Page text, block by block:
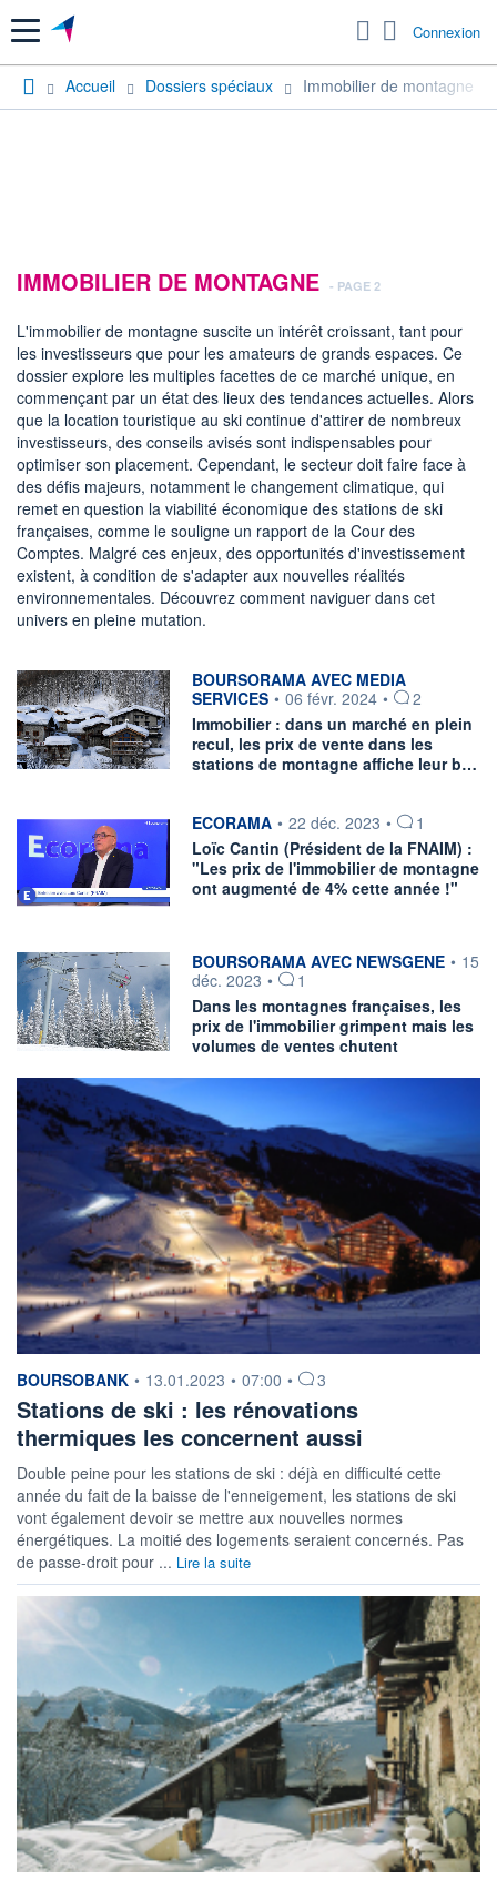
Menu Connexion
Accueil Dossiers spéciaux Immobilier de montagne
IMMOBILIER DE MONTAGNE - PAGE 2
L'immobilier de montagne suscite un intérêt croissant, tant pour
les investisseurs que pour les amateurs de grands espaces. Ce
dossier explore les multiples facettes de ce marché unique, en
commençant par un état des lieux des tendances actuelles. Alors
que la location touristique au ski continue d'attirer de nombreux
investisseurs, des conseils avisés sont indispensables pour
optimiser son placement. Cependant, le secteur doit faire face à
des défis majeurs, notamment le changement climatique, qui
remet en question la viabilité économique des stations de ski
françaises, comme le souligne un rapport de la Cour des
Comptes. Malgré ces enjeux, des opportunités d'investissement
existent, à condition de s'adapter aux nouvelles réalités
environnementales. Découvrez comment naviguer dans cet
univers en pleine mutation.
information fournie par
BOURSORAMA AVEC MEDIA
SERVICES • 06 févr. 2024 •
2
Immobilier : dans un marché en plein
recul, les prix de vente dans les
stations de montagne affiche leur b…
information fournie par
ECORAMA • 22 déc. 2023 •
1
Loïc Cantin (Président de la FNAIM) :
"Les prix de l'immobilier de montagne
ont augmenté de 4% cette année !"
information fournie par
BOURSORAMA AVEC NEWSGENE • 15
déc. 2023 •
1
Dans les montagnes françaises, les
prix de l'immobilier grimpent mais les
volumes de ventes chutent
information fournie par
BOURSOBANK • 13.01.2023 • 07:00 • 3
Stations de ski : les rénovations
thermiques les concernent aussi
Double peine pour les stations de ski : déjà en difficulté cette
année du fait de la baisse de l'enneigement, les stations de ski
vont également devoir se mettre aux nouvelles normes
énergétiques. La moitié des logements seraient concernés. Pas
de passe-droit pour ... Lire la suite